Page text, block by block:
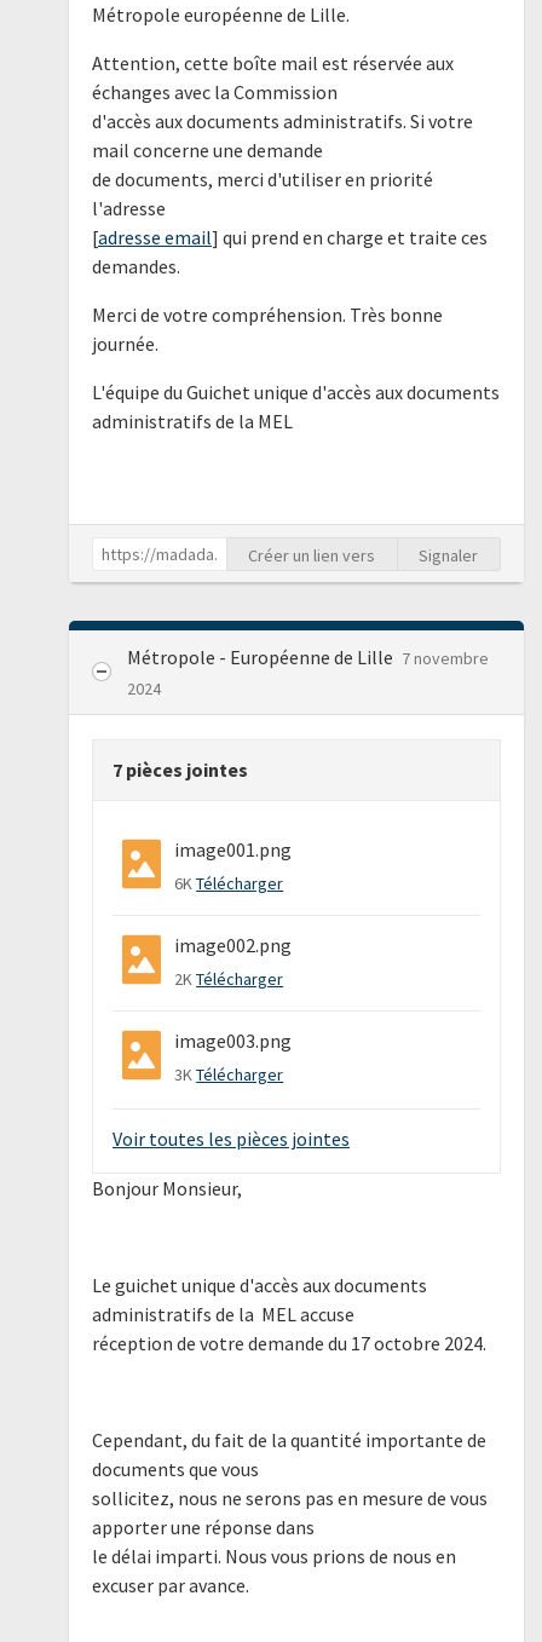
Métropole européenne de Lille.
Attention, cette boîte mail est réservée aux
échanges avec la Commission
d'accès aux documents administratifs. Si votre
mail concerne une demande
de documents, merci d'utiliser en priorité
l'adresse
[adresse email] qui prend en charge et traite ces
demandes.
Merci de votre compréhension. Très bonne
journée.
L'équipe du Guichet unique d'accès aux documents
administratifs de la MEL
Créer un lien vers Signaler
Métropole - Européenne de Lille 7 novembre
2024
7 pièces jointes
image001.png
6KTélécharger
image002.png
2KTélécharger
image003.png
3KTélécharger
Voir toutes les pièces jointes
Bonjour Monsieur,
Le guichet unique d'accès aux documents
administratifs de la MEL accuse
réception de votre demande du 17 octobre 2024.
Cependant, du fait de la quantité importante de
documents que vous
sollicitez, nous ne serons pas en mesure de vous
apporter une réponse dans
le délai imparti. Nous vous prions de nous en
excuser par avance.